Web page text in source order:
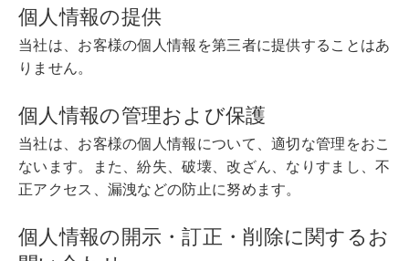
個人情報の提供
当社は、お客様の個人情報を第三者に提供することはあ
りません。
個人情報の管理および保護
当社は、お客様の個人情報について、適切な管理をおこ
ないます。また、紛失、破壊、改ざん、なりすまし、不
正アクセス、漏洩などの防止に努めます。
個人情報の開示・訂正・削除に関するお